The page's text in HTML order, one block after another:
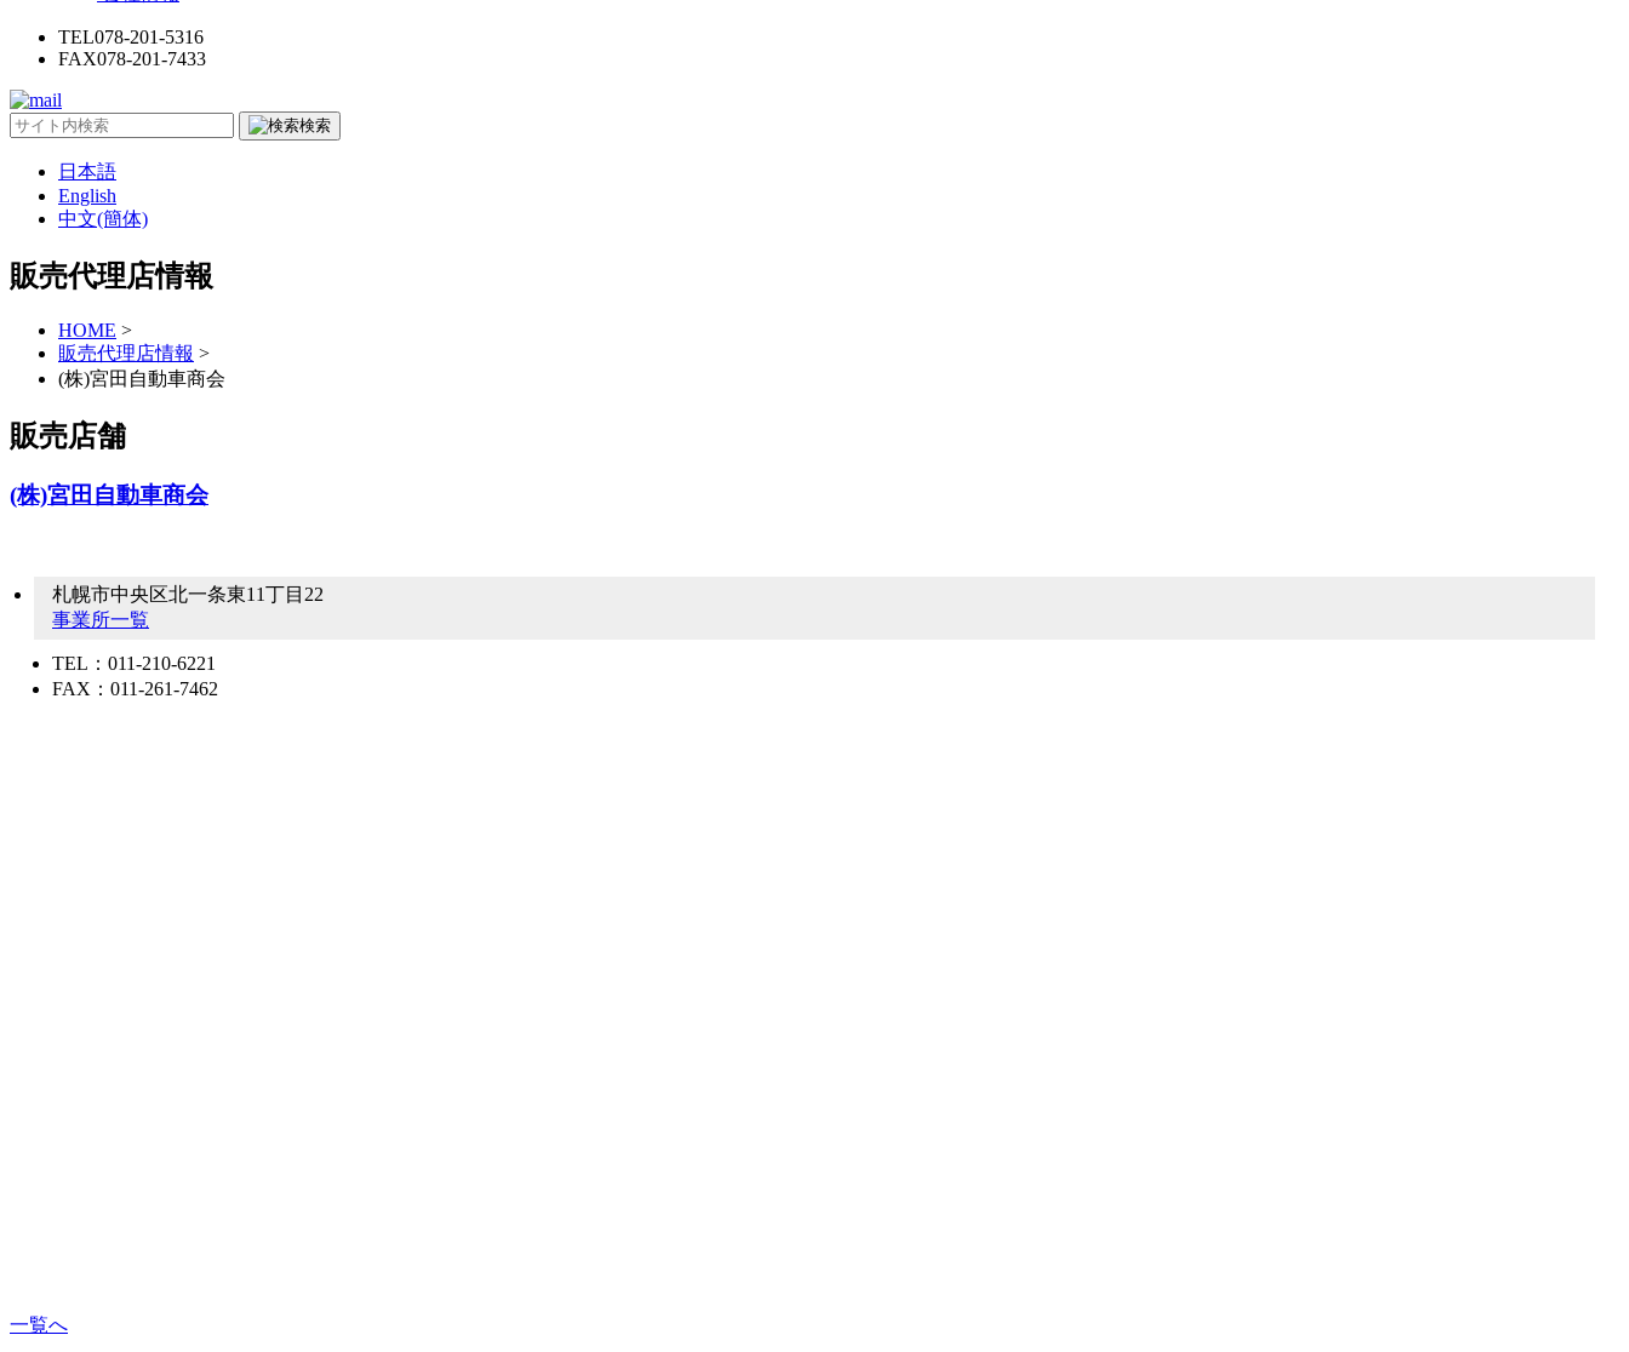
TEL078-201-5316
FAX078-201-7433
検索
日本語
English
中文(簡体)
販売代理店情報
HOME >
販売代理店情報 >
(株)宮田自動車商会
販売店舗
(株)宮田自動車商会
札幌市中央区北一条東11丁目22
事業所一覧
TEL：011-210-6221
FAX：011-261-7462
一覧へ